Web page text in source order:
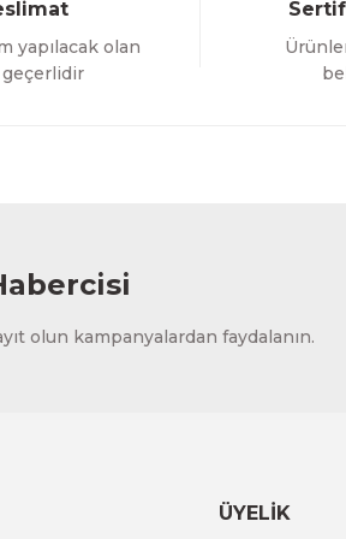
yapılacak olan
olun kampanyalardan faydalanın.
ÜYELİK